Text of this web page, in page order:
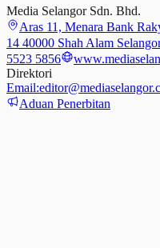
Media Selangor Sdn. Bhd.
Aras 11, Menara Bank
14 40000 Shah Alam
5523 5856
Direktori
Email:
Aduan Penerbitan